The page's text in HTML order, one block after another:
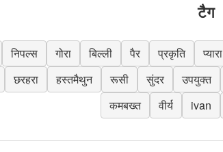
टैग
निपल्स गोरा बिल्ली पैर प्रकृति प्यारा
छरहरा हस्तमैथुन रूसी सुंदर उपयुक्त
कमबख्त
वीर्य ivan